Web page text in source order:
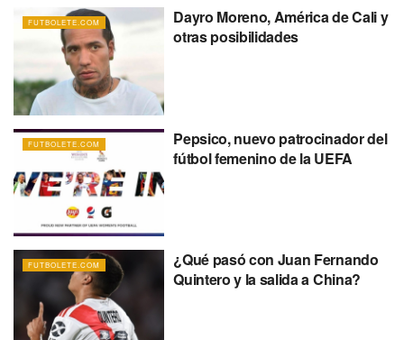
FUTBOLETE.COM
Dayro Moreno, América de Cali y
otras posibilidades
FUTBOLETE.COM
Pepsico, nuevo patrocinador del
fútbol femenino de la UEFA
FUTBOLETE.COM
¿Qué pasó con Juan Fernando
Quintero y la salida a China?